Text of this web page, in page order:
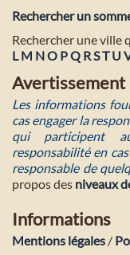
Rechercher un
Rechercher une ville
L M NO PQ RST U
Avertissement
Les informations
cas engager la
qui participent
responsabilité en
responsable de
propos des niveaux
Informations
Mentions légales /